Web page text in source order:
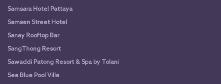
Samsara Hotel Pattaya
Samsen Street Hotel
Sanay Rooftop Bar
SangThong Resort
Sawaddi Patong Resort & Spa by Tolani
Sea Blue Pool Villa